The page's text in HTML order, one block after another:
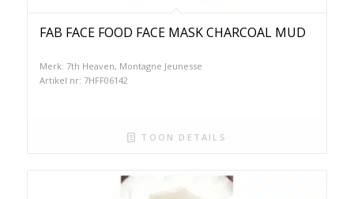
FAB FACE FOOD FACE MASK CHARCOAL MUD
Merk: 7th Heaven, Montagne Jeunesse
Artikel nr: 7HFF06142
TOON DETAILS